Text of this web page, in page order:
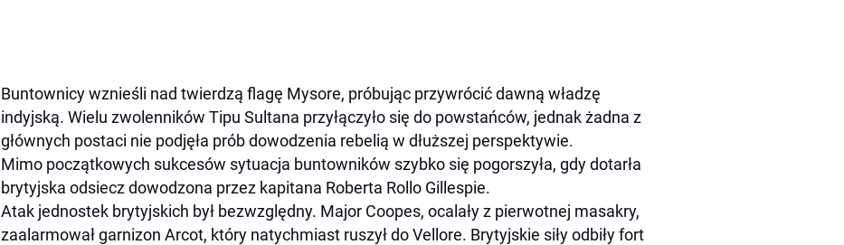
Buntownicy wznieśli nad twierdzą flagę Mysore, próbując przywrócić dawną władzę
indyjską. Wielu zwolenników Tipu Sultana przyłączyło się do powstańców, jednak żadna z
głównych postaci nie podjęła prób dowodzenia rebelią w dłuższej perspektywie.
Mimo początkowych sukcesów sytuacja buntowników szybko się pogorszyła, gdy dotarła
brytyjska odsiecz dowodzona przez kapitana Roberta Rollo Gillespie.
Atak jednostek brytyjskich był bezwzględny. Major Coopes, ocalały z pierwotnej masakry,
zaalarmował garnizon Arcot, który natychmiast ruszył do Vellore. Brytyjskie siły odbiły fort